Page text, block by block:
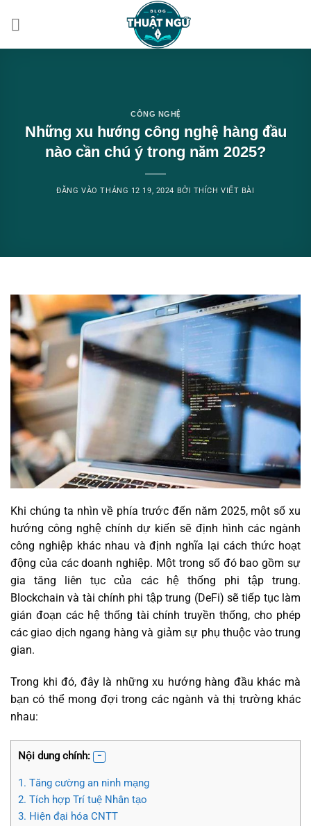
CÔNG NGHỆ
Những xu hướng công nghệ hàng đầu
nào cần chú ý trong năm 2025?
ĐĂNG VÀOTHÁNG 12 19, 2024 BỞI THÍCH VIẾT BÀI
Khi chúng ta nhìn về phía trước đến năm 2025, một số xu
hướng công nghệ chính dự kiến sẽ định hình các ngành
công nghiệp khác nhau và định nghĩa lại cách thức hoạt
động của các doanh nghiệp. Một trong số đó bao gồm sự
gia tăng liên tục của các hệ thống phi tập trung.
Blockchain và tài chính phi tập trung (DeFi) sẽ tiếp tục làm
gián đoạn các hệ thống tài chính truyền thống, cho phép
các giao dịch ngang hàng và giảm sự phụ thuộc vào trung
gian.
Trong khi đó, đây là những xu hướng hàng đầu khác mà
bạn có thể mong đợi trong các ngành và thị trường khác
nhau:
Nội dung chính:
1. Tăng cường an ninh mạng
2. Tích hợp Trí tuệ Nhân tạo
3. Hiện đại hóa CNTT